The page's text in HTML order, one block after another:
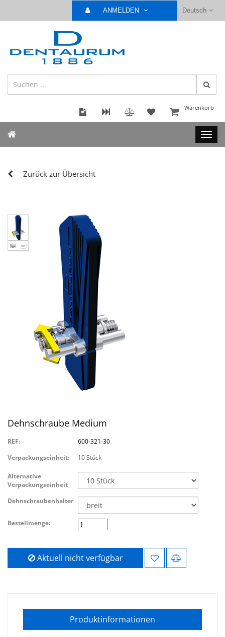
Deutsch
ANMELDEN
Warenkorb
Zurück zur Übersicht
Dehnschraube Medium
REF:
600-321-30
Verpackungseinheit:
10 Stück
Alternative
Verpackungseinheit
Dehnschraubenhalter
Bestellmenge:
Aktuell nicht verfügbar
Produktinformationen